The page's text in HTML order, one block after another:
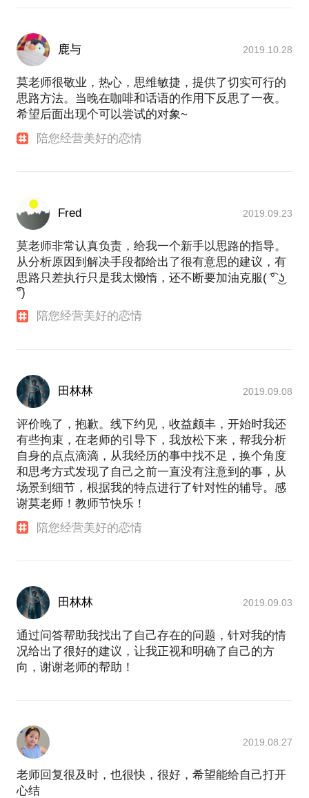
鹿与 2019.10.28
莫老师很敬业，热心，思维敏捷，提供了切实可行的
思路方法。当晚在咖啡和话语的作用下反思了一夜。
希望后面出现个可以尝试的对象~
陪您经营美好的恋情
Fred 2019.09.23
莫老师非常认真负责，给我一个新手以思路的指导。
从分析原因到解决手段都给出了很有意思的建议，有
思路只差执行只是我太懒惰，还不断要加油克服( ͡° ͜ʖ
͡°)
陪您经营美好的恋情
田林林 2019.09.08
评价晚了，抱歉。线下约见，收益颇丰，开始时我还
有些拘束，在老师的引导下，我放松下来，帮我分析
自身的点点滴滴，从我经历的事中找不足，换个角度
和思考方式发现了自己之前一直没有注意到的事，从
场景到细节，根据我的特点进行了针对性的辅导。感
谢莫老师！教师节快乐！
陪您经营美好的恋情
田林林 2019.09.03
通过问答帮助我找出了自己存在的问题，针对我的情
况给出了很好的建议，让我正视和明确了自己的方
向，谢谢老师的帮助！
2019.08.27
老师回复很及时，也很快，很好，希望能给自己打开
心结